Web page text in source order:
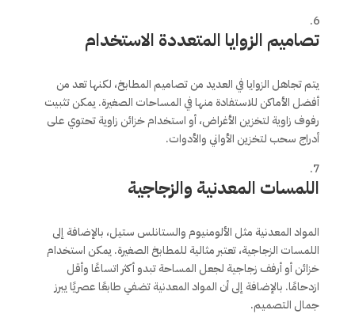
تصاميم الزوايا المتعددة الاستخدام
يتم تجاهل الزوايا في العديد من تصاميم المطابخ، لكنها تعد من
أفضل الأماكن للاستفادة منها في المساحات الصغيرة. يمكن تثبيت
رفوف زاوية لتخزين الأغراض، أو استخدام خزائن زاوية تحتوي على
أدراج سحب لتخزين الأواني والأدوات.
اللمسات المعدنية والزجاجية
المواد المعدنية مثل الألومنيوم والستانلس ستيل، بالإضافة إلى
اللمسات الزجاجية، تعتبر مثالية للمطابخ الصغيرة. يمكن استخدام
خزائن أو أرفف زجاجية لجعل المساحة تبدو أكثر اتساعًا وأقل
ازدحامًا. بالإضافة إلى أن المواد المعدنية تضفي طابعًا عصريًا يبرز
جمال التصميم.